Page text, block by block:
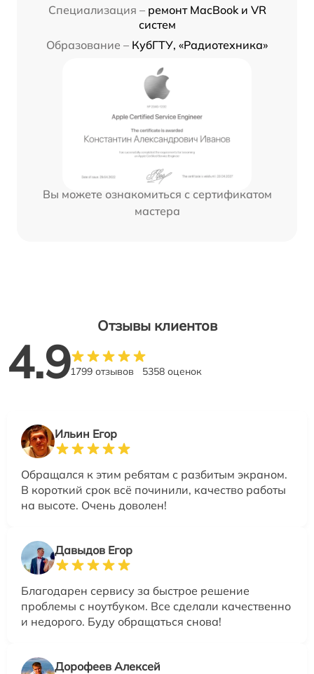
Специализация – ремонт MacBook и VR
систем
Образование – КубГТУ, «Радиотехника»
Вы можете ознакомиться с сертификатом
мастера
Отзывы клиентов
4.91799 отзывов 5358 оценок
Ильин Егор
Обращался к этим ребятам с разбитым экраном.
В короткий срок всё починили, качество работы
на высоте. Очень доволен!
Давыдов Егор
Благодарен сервису за быстрое решение
проблемы с ноутбуком. Все сделали качественно
и недорого. Буду обращаться снова!
Дорофеев Алексей